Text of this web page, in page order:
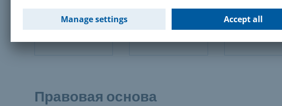
Наличный
расчет
EC-карта Кредитная
Visa, Master
Правовая основа